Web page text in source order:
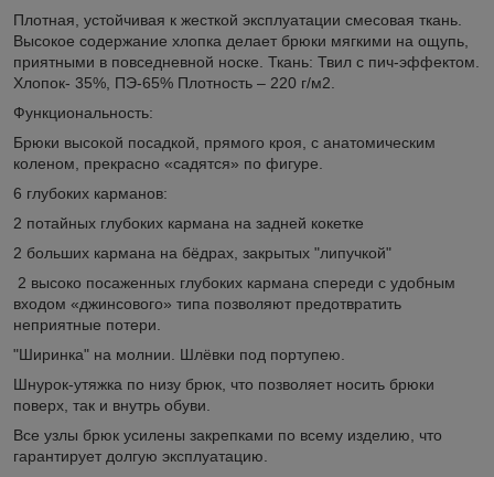
Плотная, устойчивая к жесткой эксплуатации смесовая ткань.
Высокое содержание хлопка делает брюки мягкими на ощупь,
приятными в повседневной носке. Ткань: Твил с пич-эффектом.
Хлопок- 35%, ПЭ-65% Плотность – 220 г/м2.
Функциональность:
Брюки высокой посадкой, прямого кроя, с анатомическим
коленом, прекрасно «садятся» по фигуре.
6 глубоких карманов:
2 потайных глубоких кармана на задней кокетке
2 больших кармана на бёдрах, закрытых "липучкой"
2 высоко посаженных глубоких кармана спереди с удобным
входом «джинсового» типа позволяют предотвратить
неприятные потери.
"Ширинка" на молнии. Шлёвки под портупею.
Шнурок-утяжка по низу брюк, что позволяет носить брюки
поверх, так и внутрь обуви.
Все узлы брюк усилены закрепками по всему изделию, что
гарантирует долгую эксплуатацию.